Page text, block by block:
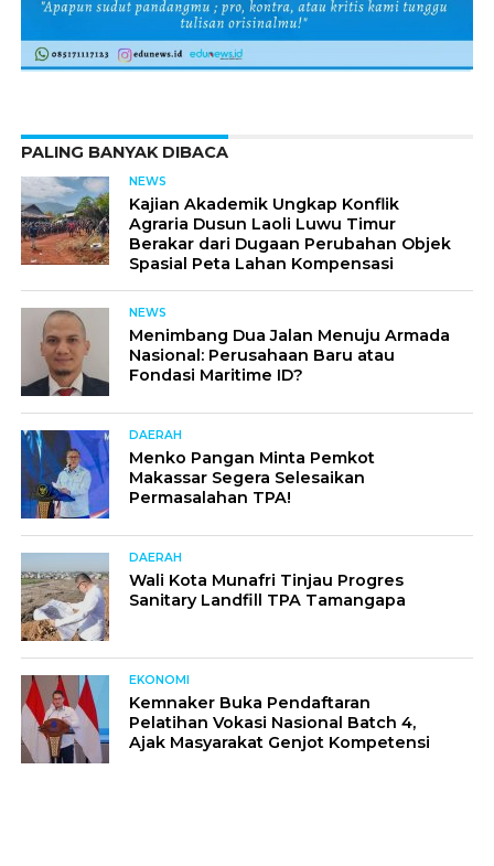
PALING BANYAK DIBACA
NEWS
Kajian Akademik Ungkap Konflik
Agraria Dusun Laoli Luwu Timur
Berakar dari Dugaan Perubahan Objek
Spasial Peta Lahan Kompensasi
NEWS
Menimbang Dua Jalan Menuju Armada
Nasional: Perusahaan Baru atau
Fondasi Maritime ID?
DAERAH
Menko Pangan Minta Pemkot
Makassar Segera Selesaikan
Permasalahan TPA!
DAERAH
Wali Kota Munafri Tinjau Progres
Sanitary Landfill TPA Tamangapa
EKONOMI
Kemnaker Buka Pendaftaran
Pelatihan Vokasi Nasional Batch 4,
Ajak Masyarakat Genjot Kompetensi